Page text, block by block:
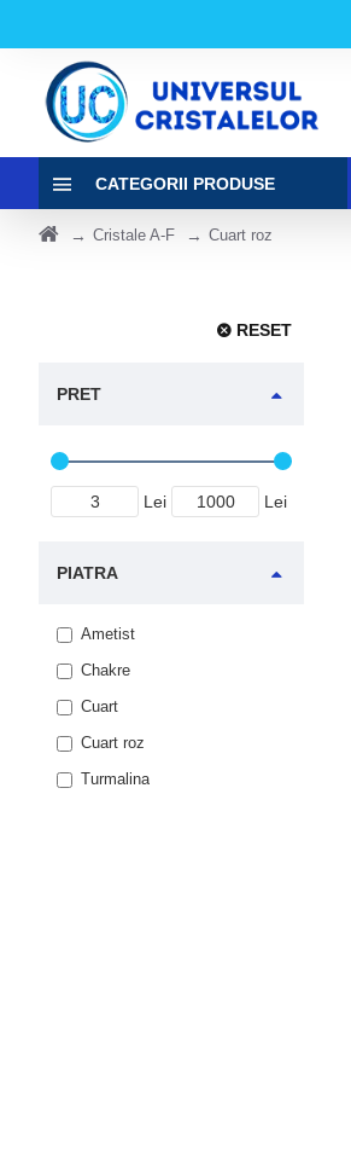
CATEGORII PRODUSE
Cristale A-F Cuart roz
RESET
PRET
Lei Lei
PIATRA
Ametist
Chakre
Cuart
Cuart roz
Turmalina